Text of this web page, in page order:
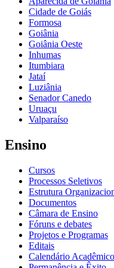
Cidade de Goiás
Formosa
Goiânia
Goiânia Oeste
Inhumas
Itumbiara
Jataí
Luziânia
Senador Canedo
Uruaçu
Valparaíso
Ensino
Cursos
Processos Seletivos
Estrutura
Documentos
Câmara de Ensino
Fóruns e debates
Projetos e Programas
Editais
Calendário Acadêmico